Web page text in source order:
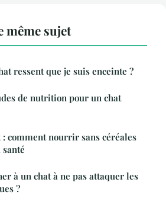
même sujet
ressent que je suis enceinte ?
de nutrition pour un chat
comment nourrir sans céréales
à un chat à ne pas attaquer les
?